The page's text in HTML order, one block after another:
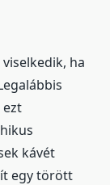
ha
ezt
kávét
egy törött